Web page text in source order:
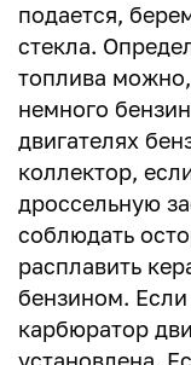
подается,
стекла.
топлива
немного
двигателях
коллектор,
дроссельную
соблюдать
расплавить
бензином.
карбюратор